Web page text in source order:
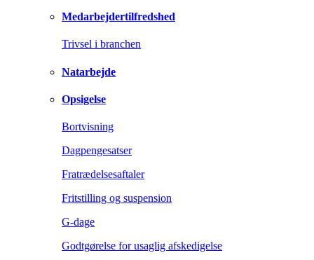
Medarbejdertilfredshed
Trivsel i branchen
Natarbejde
Opsigelse
Bortvisning
Dagpengesatser
Fratrædelsesaftaler
Fritstilling og suspension
G-dage
Godtgørelse for usaglig afskedigelse